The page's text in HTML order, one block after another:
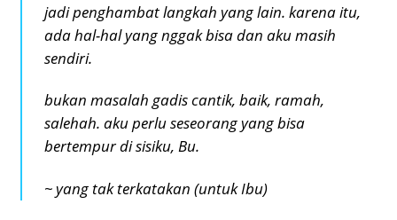
jadi penghambat langkah yang lain. karena itu,
ada hal-hal yang nggak bisa dan aku masih
sendiri.
bukan masalah gadis cantik, baik, ramah,
salehah. aku perlu seseorang yang bisa
bertempur di sisiku, Bu.
~ yang tak terkatakan (untuk Ibu)